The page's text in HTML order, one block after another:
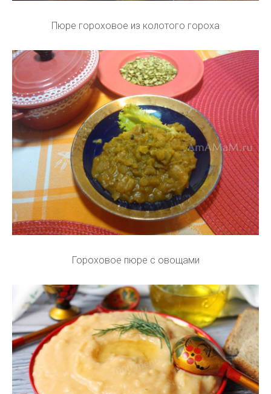
Пюре гороховое из колотого гороха
Гороховое пюре с овощами